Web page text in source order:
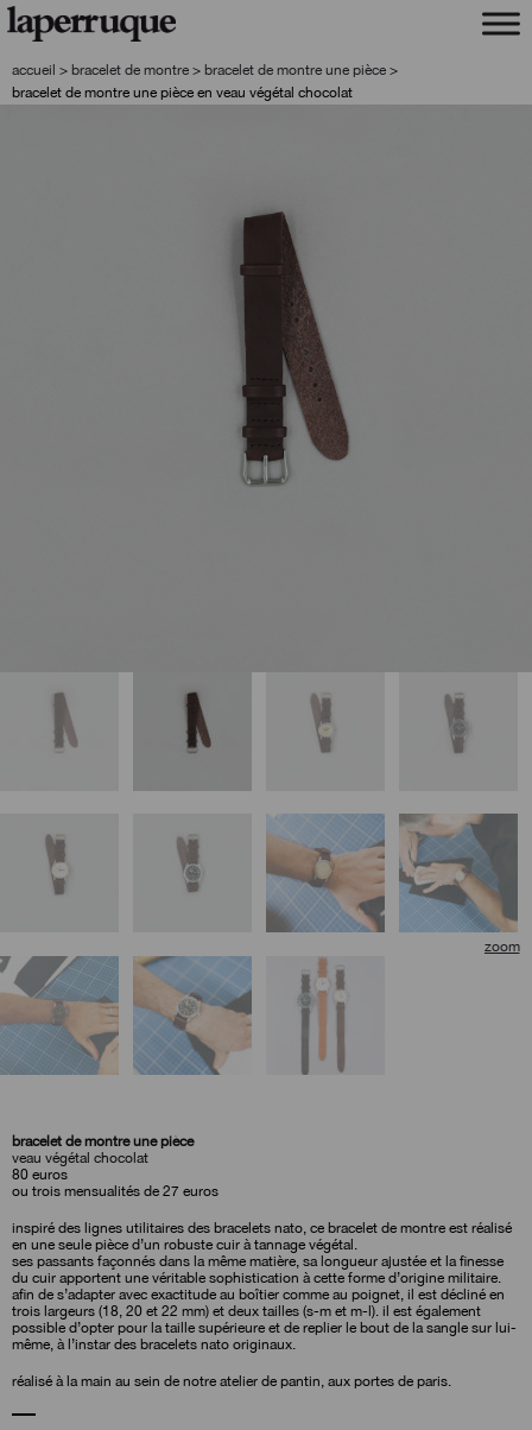
aller
navigation
aller
au
accueil > bracelet de montre > bracelet de montre une pièce >
bracelet de montre une pièce en veau végétal chocolat
bracelet de montre une pièce
veau végétal chocolat
80 euros
ou trois mensualités de 27 euros
inspiré des lignes utilitaires des bracelets nato, ce bracelet de montre est réalisé
en une seule pièce d’un robuste cuir à tannage végétal.
ses passants façonnés dans la même matière, sa longueur ajustée et la finesse
du cuir apportent une véritable sophistication à cette forme d’origine militaire.
afin de s’adapter avec exactitude au boîtier comme au poignet, il est décliné en
trois largeurs (18, 20 et 22 mm) et deux tailles (s-m et m-l). il est également
possible d’opter pour la taille supérieure et de replier le bout de la sangle sur lui-
même, à l’instar des bracelets nato originaux.
réalisé à la main au sein de notre atelier de pantin, aux portes de paris.